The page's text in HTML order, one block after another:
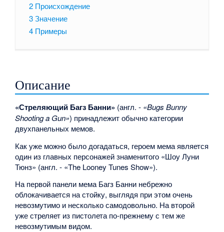
2 Происхождение
3Значение
4 Примеры
Описание
«Стреляющий Багз Банни» (англ. - «Bugs Bunny
Shooting a Gun») принадлежит обычно категории
двухпанельных мемов.
Как уже можно было догадаться, героем мема является
один из главных персонажей знаменитого «Шоу Луни
Тюнз» (англ. - «The Looney Tunes Show»).
На первой панели мема Багз Банни небрежно
облокачивается на стойку, выглядя при этом очень
невозмутимо и несколько самодовольно. На второй
уже стреляет из пистолета по-прежнему с тем же
невозмутимым видом.